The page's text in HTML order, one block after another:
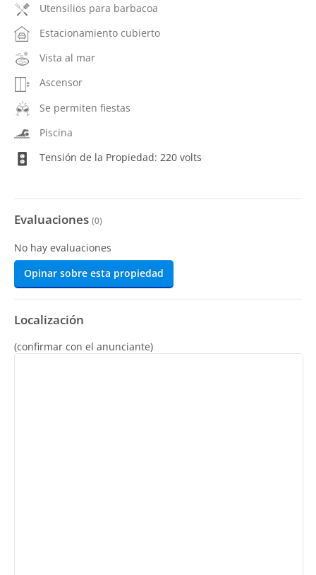
Utensilios para barbacoa
Estacionamiento cubierto
Vista al mar
Ascensor
Se permiten fiestas
Piscina
Tensión de la Propiedad: 220 volts
Evaluaciones (0)
No hay evaluaciones
Opinar sobre esta propiedad
Localización
(confirmar con el anunciante)